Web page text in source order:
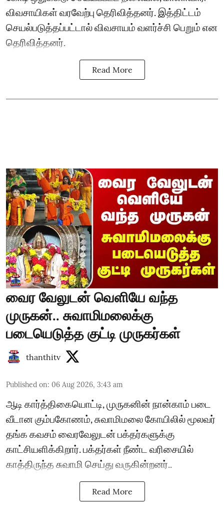
விவசாயிகள் வரவேற்பு தெரிவித்தனர். இத்திட்டம்
செயல்படுத்தப்பட்டால் விவசாயம் வளர்ச்சி பெறும் என
தெரிவித்தனர்.
Read More
வைர வேலுடன் வெளியே வந்த
முருகன்.. சுவாமிமலைக்கு
படையெடுத்த குட்டி முருகர்கள்
thanthitv
Published on: 06 Aug 2026, 3:43 am
ஆடி கார்த்திகையொட்டி, முருகனின் நான்காம் படை
வீடான கும்பகோணம், சுவாமிமலை கோயிலில் மூலவர்
தங்க கவசம் வைரவேலுடன் பக்தர்களுக்கு
காட்சியளிக்கிறார். பக்தர்கள் நீண்ட வரிசையில்
காத்திருந்த சுவாமி செய்து வருகின்றனர்..
Read More